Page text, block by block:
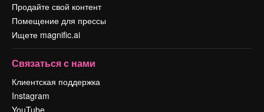
Продайте свой контент
Помещение для прессы
Ищете magnific.ai
Связаться с нами
Клиентская поддержка
Instagram